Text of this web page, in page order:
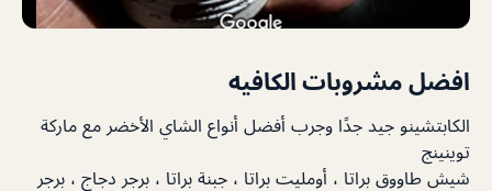
افضل مشروبات الكافيه
الكابتشينو جيد جدًا وجرب أفضل أنواع الشاي الأخضر مع ماركة
توينينج
شيش طاووق براتا ، أومليت براتا ، جبنة براتا ، برجر دجاج ، برجر